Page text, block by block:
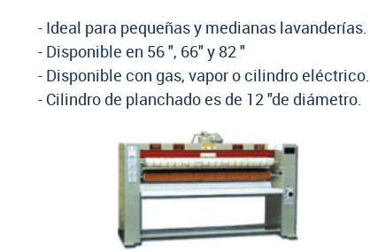
- Ideal para pequeñas y medianas lavanderías.
- Disponible en 56 ", 66" y 82 "
- Disponible con gas, vapor o cilindro eléctrico.
- Cilindro de planchado es de 12 "de diámetro.